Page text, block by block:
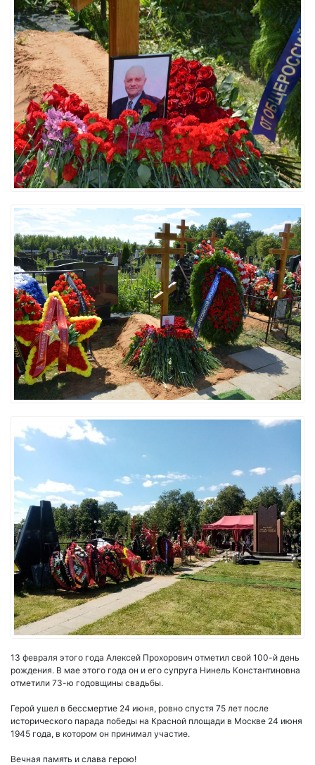
13 февраля этого года Алексей Прохорович отметил свой 100-й день
рождения. В мае этого года он и его супруга Нинель Константиновна
отметили 73-ю годовщины свадьбы.
Герой ушел в бессмертие 24 июня, ровно спустя 75 лет после
исторического парада победы на Красной площади в Москве 24 июня
1945 года, в котором он принимал участие.
Вечная память и слава герою!